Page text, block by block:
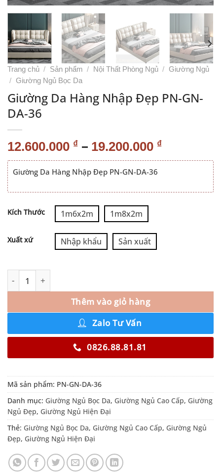
Trang chủ / Sản phẩm / Nội Thất Phòng Ngủ / Giường Ngủ
/ Giường Ngủ Bọc Da
Giường Da Hàng Nhập Đẹp PN-GN-
DA-36
12.600.000 ₫ – 19.200.000 ₫
Giường Da Hàng Nhập Đẹp PN-GN-DA-36
Kích Thước 1m6x2m 1m8x2m
Xuất xứ Nhập khẩu Sản xuất
Thêm vào giỏ hàng
Zalo Tư Vấn
0826.88.81.81
Mã sản phẩm: PN-GN-DA-36
Danh mục: Giường Ngủ Bọc Da, Giường Ngủ Cao Cấp, Giường
Ngủ Đẹp, Giường Ngủ Hiện Đại
Thẻ: Giường Ngủ Bọc Da, Giường Ngủ Cao Cấp, Giường Ngủ
Đẹp, Giường Ngủ Hiện Đại